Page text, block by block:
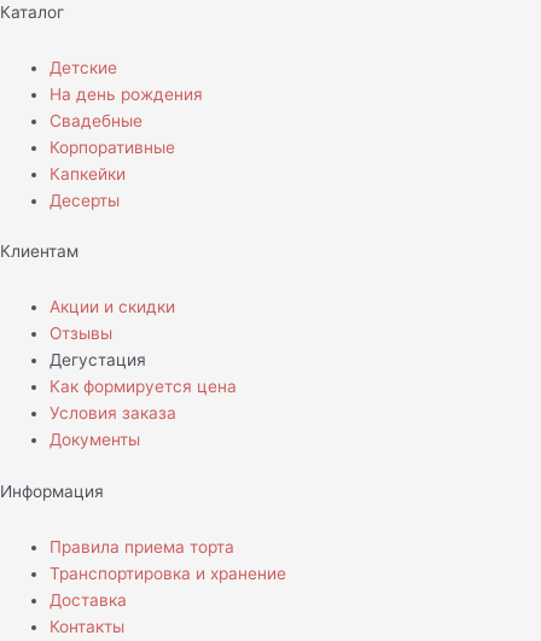
Каталог
Детские
На день рождения
Свадебные
Корпоративные
Капкейки
Десерты
Клиентам
Акции и скидки
Отзывы
Дегустация
Как формируется цена
Условия заказа
Документы
Информация
Правила приема торта
Транспортировка и хранение
Доставка
Контакты